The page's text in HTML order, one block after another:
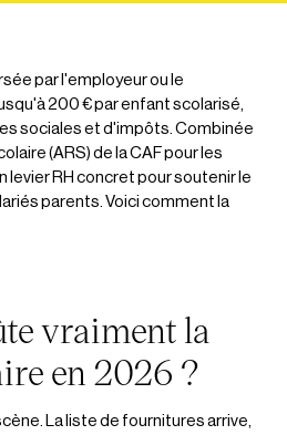
par l'employeur ou le
200 € par enfant scolarisé,
sociales et d'impôts. Combinée
(ARS) de la CAF pour les
RH concret pour soutenir le
parents. Voici comment la
vraiment la
en 2026 ?
La liste de fournitures arrive,